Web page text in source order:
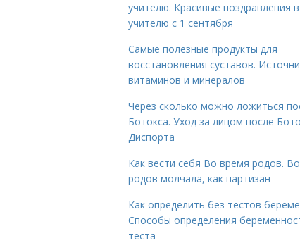
учителю. Красивые поздравления
учителю с 1 сентября
Самые полезные продукты для
восстановления суставов.
витаминов и минералов
Через сколько можно ложиться
Ботокса. Уход за лицом после
Диспорта
Как вести себя Во время родов.
родов молчала, как партизан
Как определить без тестов
Способы определения
теста